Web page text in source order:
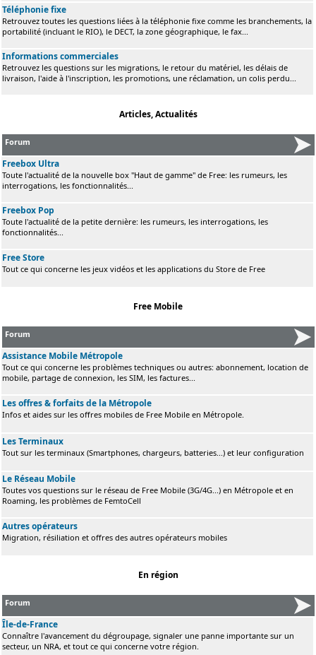
Téléphonie fixe
Retrouvez toutes les questions liées à la téléphonie fixe comme les branchements, la
portabilité (incluant le RIO), le DECT, la zone géographique, le fax...
Informations commerciales
Retrouvez les questions sur les migrations, le retour du matériel, les délais de
livraison, l'aide à l'inscription, les promotions, une réclamation, un colis perdu...
Articles, Actualités
Forum
Freebox Ultra
Toute l'actualité de la nouvelle box "Haut de gamme" de Free: les rumeurs, les
interrogations, les fonctionnalités...
Freebox Pop
Toute l'actualité de la petite dernière: les rumeurs, les interrogations, les
fonctionnalités...
Free Store
Tout ce qui concerne les jeux vidéos et les applications du Store de Free
Free Mobile
Forum
Assistance Mobile Métropole
Tout ce qui concerne les problèmes techniques ou autres: abonnement, location de
mobile, partage de connexion, les SIM, les factures...
Les offres & forfaits de la Métropole
Infos et aides sur les offres mobiles de Free Mobile en Métropole.
Les Terminaux
Tout sur les terminaux (Smartphones, chargeurs, batteries...) et leur configuration
Le Réseau Mobile
Toutes vos questions sur le réseau de Free Mobile (3G/4G...) en Métropole et en
Roaming, les problèmes de FemtoCell
Autres opérateurs
Migration, résiliation et offres des autres opérateurs mobiles
En région
Forum
Île-de-France
Connaître l'avancement du dégroupage, signaler une panne importante sur un
secteur, un NRA, et tout ce qui concerne votre région.